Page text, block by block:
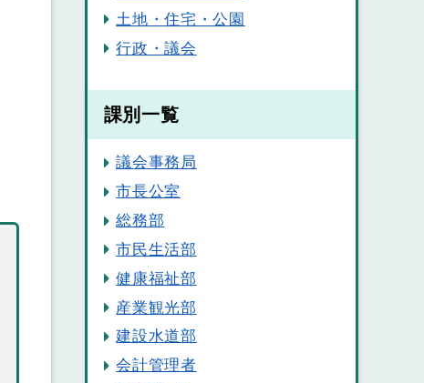
土地・住宅・公園
行政・議会
課別一覧
議会事務局
市長公室
総務部
市民生活部
健康福祉部
産業観光部
建設水道部
会計管理者